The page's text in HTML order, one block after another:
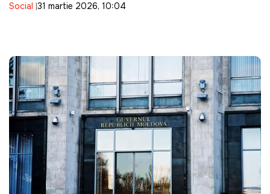
lei
Social 31 martie 2026, 10:04